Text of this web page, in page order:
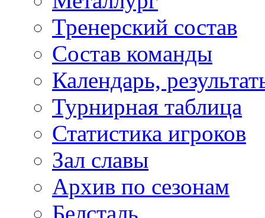
Тренерский состав
Состав команды
Календарь,
Турнирная таблица
Статистика игроков
Зал славы
Архив по сезонам
Белсталь